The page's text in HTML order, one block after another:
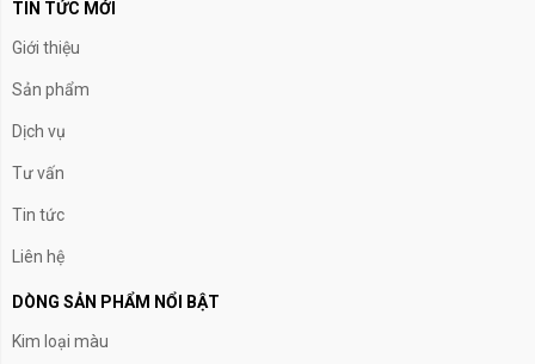
TIN TỨC MỚI
Giới thiệu
Sản phẩm
Dịch vụ
Tư vấn
Tin tức
Liên hệ
DÒNG SẢN PHẨM NỔI BẬT
Kim loại màu